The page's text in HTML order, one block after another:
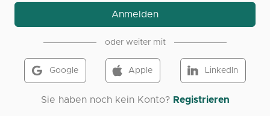
Anmelden
oder weiter mit
Google Apple LinkedIn
Sie haben noch kein Konto? Registrieren